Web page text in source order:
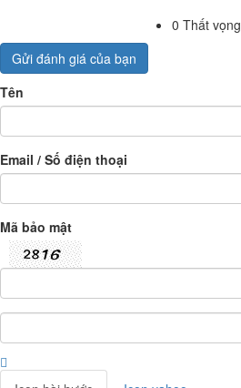
0 Thất vọng
Gửi đánh giá của bạn
Tên
Email / Số điện thoại
Mã bảo mật